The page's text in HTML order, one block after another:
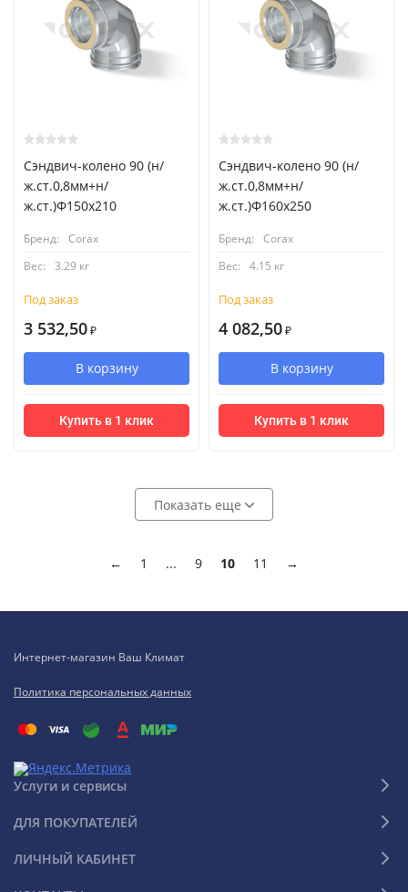
Сэндвич-колено 90 (н/
ж.ст.0,8мм+н/
ж.ст.)Ф150х210
Бренд:
Corax
Вес:
3.29 кг
Под заказ
3 532,50 ₽
В корзину
Купить в 1 клик
Сэндвич-колено 90 (н/
ж.ст.0,8мм+н/
ж.ст.)Ф160х250
Бренд:
Corax
Вес:
4.15 кг
Под заказ
4 082,50 ₽
В корзину
Купить в 1 клик
Показать еще
← 1 ... 9 10 11 →
Интернет-магазин Ваш Климат
Политика персональных данных
Услуги и сервисы
ДЛЯ ПОКУПАТЕЛЕЙ
ЛИЧНЫЙ КАБИНЕТ